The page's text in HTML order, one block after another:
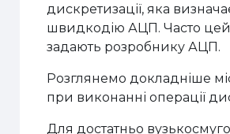
дискретизації, яка
швидкодію АЦП. Часто
задають розробнику АЦП.
Розглянемо докладніше
при виконанні операції
Для достатньо